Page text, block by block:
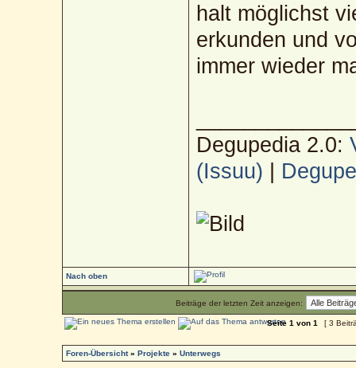
halt möglichst
erkunden und
immer wieder
Degupedia 2.0:
(Issuu)
Nach oben
Beiträge der letzten Zeit anzeigen:
Seite1 von1 [ 3
Foren-Übersicht»Projekte »Unterwegs